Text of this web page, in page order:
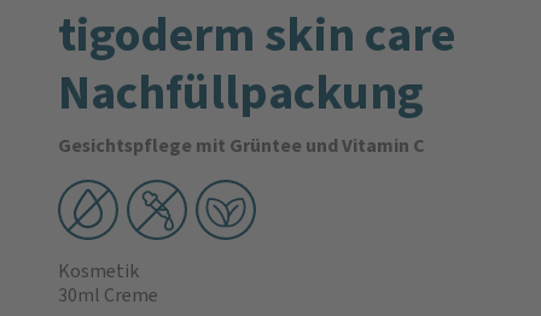
tigoderm skin care
Nachfüllpackung
Gesichtspflege mit Grüntee und Vitamin C
Kosmetik
30ml Creme